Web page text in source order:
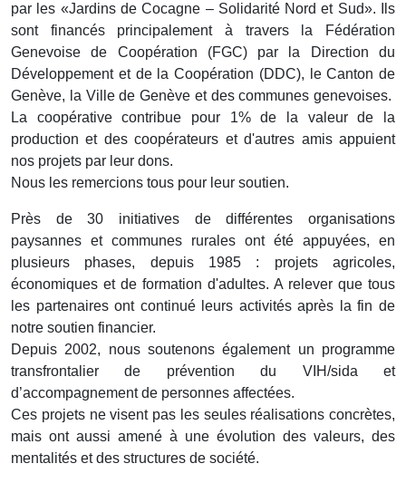
par les «Jardins de Cocagne – Solidarité Nord et Sud». Ils
sont financés principalement à travers la Fédération
Genevoise de Coopération (FGC) par la Direction du
Développement et de la Coopération (DDC), le Canton de
Genève, la Ville de Genève et des communes genevoises.
La coopérative contribue pour 1% de la valeur de la
production et des coopérateurs et d'autres amis appuient
nos projets par leur dons.
Nous les remercions tous pour leur soutien.
Près de 30 initiatives de différentes organisations
paysannes et communes rurales ont été appuyées, en
plusieurs phases, depuis 1985 : projets agricoles,
économiques et de formation d'adultes. A relever que tous
les partenaires ont continué leurs activités après la fin de
notre soutien financier.
Depuis 2002, nous soutenons également un programme
transfrontalier de prévention du VIH/sida et
d’accompagnement de personnes affectées.
Ces projets ne visent pas les seules réalisations concrètes,
mais ont aussi amené à une évolution des valeurs, des
mentalités et des structures de société.